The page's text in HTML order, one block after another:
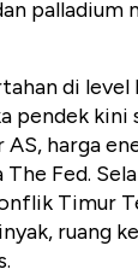
palladium
di
pendek kini
harga
Fed.
Timur
ruang